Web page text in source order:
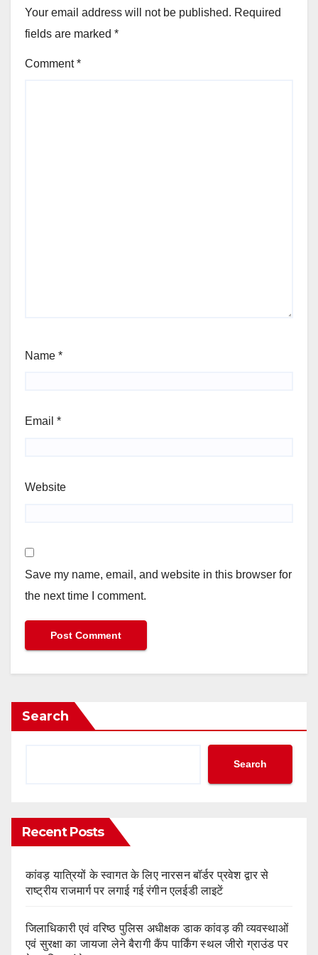
Your email address will not be published. Required
fields are marked *
Comment*
Name *
Email *
Website
Save my name, email, and website in this browser for
the next time I comment.
Search
Search
Recent Posts
कांवड़ यात्रियों के स्वागत के लिए नारसन बॉर्डर प्रवेश द्वार से
राष्ट्रीय राजमार्ग पर लगाई गई रंगीन एलईडी लाइटें
जिलाधिकारी एवं वरिष्ठ पुलिस अधीक्षक डाक कांवड़ की व्यवस्थाओं
एवं सुरक्षा का जायजा लेने बैरागी कैंप पार्किंग स्थल जीरो ग्राउंड पर